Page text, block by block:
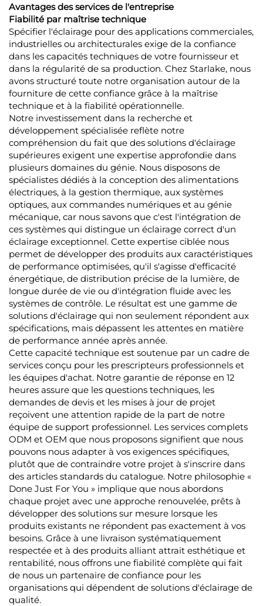
Avantages des services de l'entreprise
Fiabilité par maîtrise technique
Spécifier l'éclairage pour des applications commerciales,
industrielles ou architecturales exige de la confiance
dans les capacités techniques de votre fournisseur et
dans la régularité de sa production. Chez Starlake, nous
avons structuré toute notre organisation autour de la
fourniture de cette confiance grâce à la maîtrise
technique et à la fiabilité opérationnelle.
Notre investissement dans la recherche et
développement spécialisée reflète notre
compréhension du fait que des solutions d'éclairage
supérieures exigent une expertise approfondie dans
plusieurs domaines du génie. Nous disposons de
spécialistes dédiés à la conception des alimentations
électriques, à la gestion thermique, aux systèmes
optiques, aux commandes numériques et au génie
mécanique, car nous savons que c'est l'intégration de
ces systèmes qui distingue un éclairage correct d'un
éclairage exceptionnel. Cette expertise ciblée nous
permet de développer des produits aux caractéristiques
de performance optimisées, qu'il s'agisse d'efficacité
énergétique, de distribution précise de la lumière, de
longue durée de vie ou d'intégration fluide avec les
systèmes de contrôle. Le résultat est une gamme de
solutions d'éclairage qui non seulement répondent aux
spécifications, mais dépassent les attentes en matière
de performance année après année.
Cette capacité technique est soutenue par un cadre de
services conçu pour les prescripteurs professionnels et
les équipes d'achat. Notre garantie de réponse en 12
heures assure que les questions techniques, les
demandes de devis et les mises à jour de projet
reçoivent une attention rapide de la part de notre
équipe de support professionnel. Les services complets
ODM et OEM que nous proposons signifient que nous
pouvons nous adapter à vos exigences spécifiques,
plutôt que de contraindre votre projet à s'inscrire dans
des articles standards du catalogue. Notre philosophie «
Done Just For You » implique que nous abordons
chaque projet avec une approche renouvelée, prêts à
développer des solutions sur mesure lorsque les
produits existants ne répondent pas exactement à vos
besoins. Grâce à une livraison systématiquement
respectée et à des produits alliant attrait esthétique et
rentabilité, nous offrons une fiabilité complète qui fait
de nous un partenaire de confiance pour les
organisations qui dépendent de solutions d'éclairage de
qualité.